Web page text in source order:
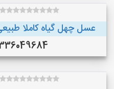
عسل چهل گیاه کاملا
09336049684